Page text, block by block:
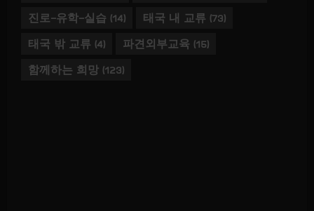
진로-유학-실습 (14) 태국 내 교류 (73)
태국 밖 교류 (4) 파견외부교육 (15)
함께하는 희망 (123)